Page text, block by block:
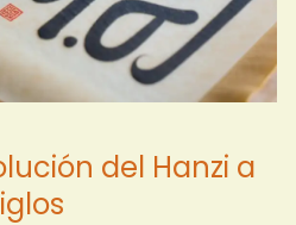
del Hanzi a